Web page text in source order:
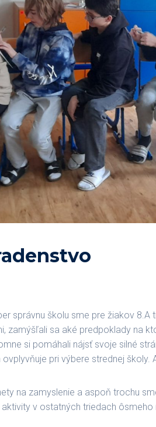
správnu školu sme pre žiakov
zamýšľali sa aké predpoklady na
si pomáhali nájsť svoje silné
pri výbere strednej školy.
na zamyslenie a aspoň trochu
v ostatných triedach ôsmeho